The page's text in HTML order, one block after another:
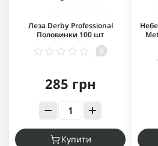
Леза Derby Professional
Половинки 100 шт
0
285 грн
Купити